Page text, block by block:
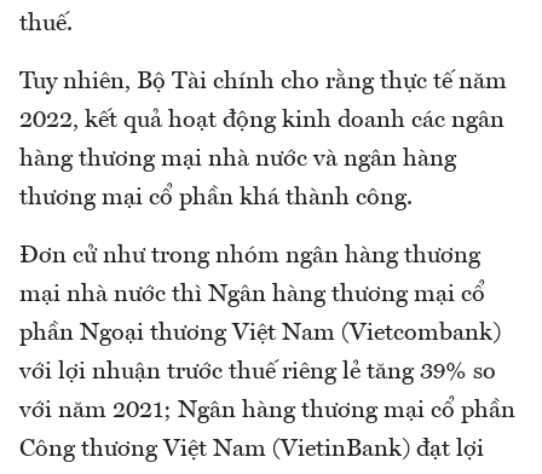
thuế.
Tuy nhiên, Bộ Tài chính cho rằng thực tế năm
2022, kết quả hoạt động kinh doanh các ngân
hàng thương mại nhà nước và ngân hàng
thương mại cổ phần khá thành công.
Đơn cử như trong nhóm ngân hàng thương
mại nhà nước thì Ngân hàng thương mại cổ
phần Ngoại thương Việt Nam (Vietcombank)
với lợi nhuận trước thuế riêng lẻ tăng 39% so
với năm 2021; Ngân hàng thương mại cổ phần
Công thương Việt Nam (VietinBank) đạt lợi